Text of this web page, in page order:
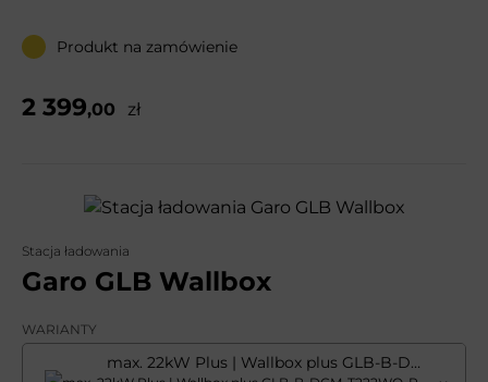
Produkt na zamówienie
2 399,00 zł
Stacja ładowania
Garo GLB Wallbox
WARIANTY
max. 22kW Plus | Wallbox plus GLB-B-DCM-T222WO-R-LAN